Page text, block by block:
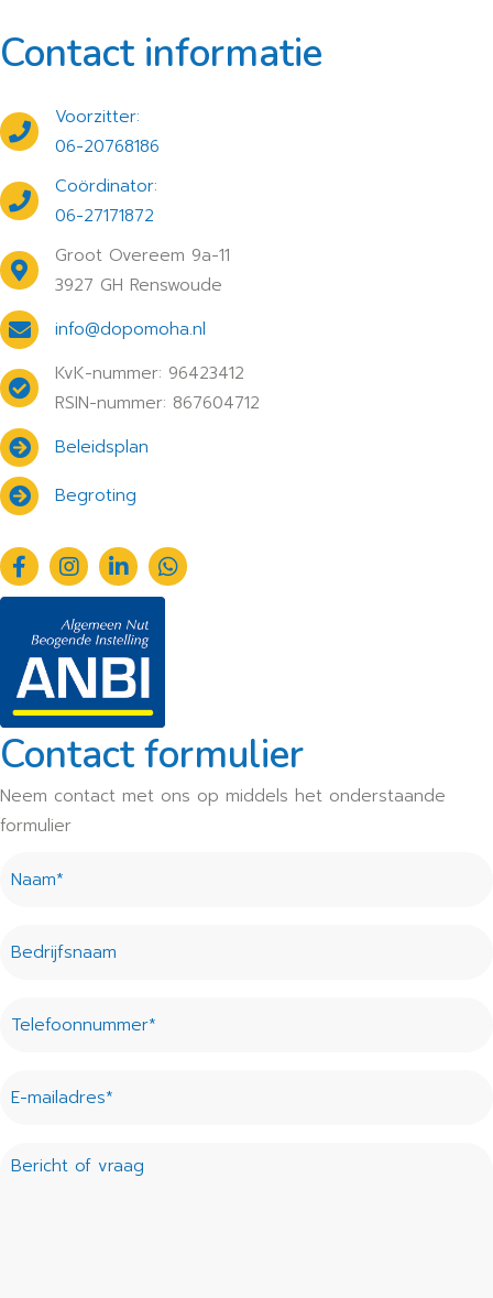
Contact informatie
Voorzitter:
06-20768186
Coördinator:
06-27171872
Groot Overeem 9a-11
3927 GH Renswoude
info@dopomoha.nl
KvK-nummer: 96423412
RSIN-nummer: 867604712
Beleidsplan
Begroting
Contact formulier
Neem contact met ons op middels het onderstaande
formulier